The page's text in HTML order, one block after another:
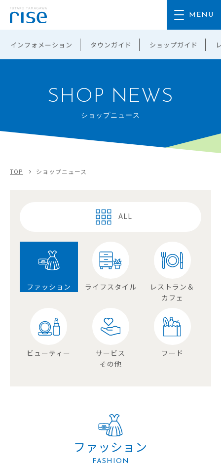
インフォメーション タウンガイド ショップガイド
SHOP NEWS
ショップニュース
TOP ショップニュース
ALL
ファッション ライフスタイル
レストラン＆
カフェ
ビューティー
サービス
その他
フード
ファッション
FASHION